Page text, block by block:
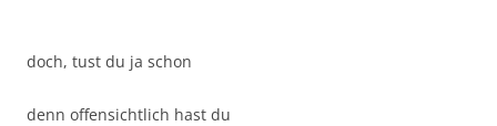
doch, tust du ja schon
denn offensichtlich hast du